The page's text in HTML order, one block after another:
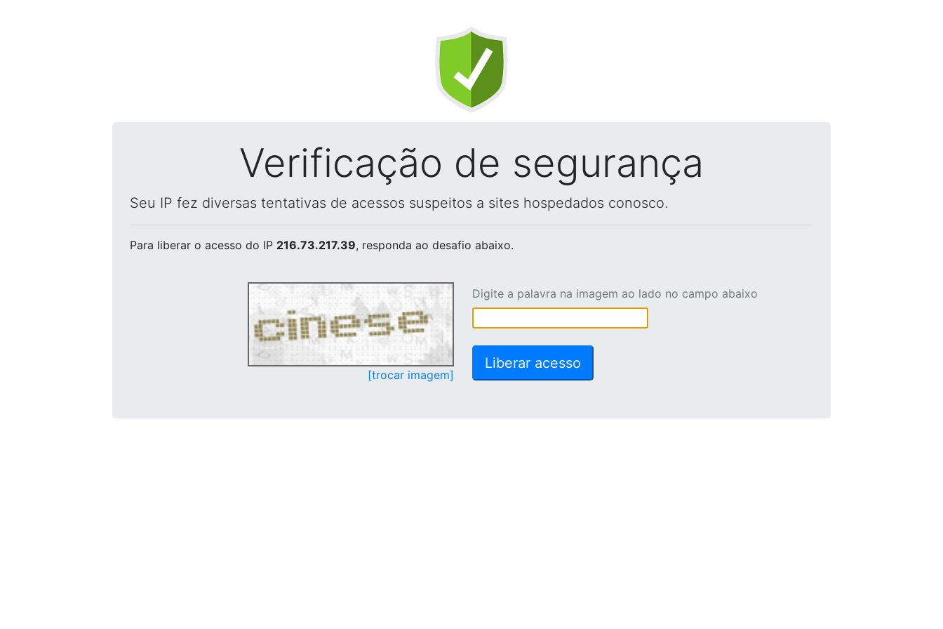
Verificação de segurança
Seu IP fez diversas tentativas de acessos suspeitos a sites hospedados conosco.
Para liberar o acesso do IP 216.73.217.39, responda ao desafio abaixo.
[trocar imagem]
Digite a palavra na imagem ao lado no campo abaixo